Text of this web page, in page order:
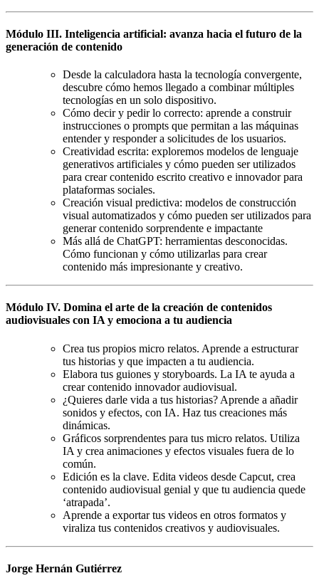
Módulo III. Inteligencia artificial: avanza hacia el futuro de la
generación de contenido
Desde la calculadora hasta la tecnología convergente,
descubre cómo hemos llegado a combinar múltiples
tecnologías en un solo dispositivo.
Cómo decir y pedir lo correcto: aprende a construir
instrucciones o prompts que permitan a las máquinas
entender y responder a solicitudes de los usuarios.
Creatividad escrita: exploremos modelos de lenguaje
generativos artificiales y cómo pueden ser utilizados
para crear contenido escrito creativo e innovador para
plataformas sociales.
Creación visual predictiva: modelos de construcción
visual automatizados y cómo pueden ser utilizados para
generar contenido sorprendente e impactante
Más allá de ChatGPT: herramientas desconocidas.
Cómo funcionan y cómo utilizarlas para crear
contenido más impresionante y creativo.
Módulo IV. Domina el arte de la creación de contenidos
audiovisuales con IA y emociona a tu audiencia
Crea tus propios micro relatos. Aprende a estructurar
tus historias y que impacten a tu audiencia.
Elabora tus guiones y storyboards. La IA te ayuda a
crear contenido innovador audiovisual.
¿Quieres darle vida a tus historias? Aprende a añadir
sonidos y efectos, con IA. Haz tus creaciones más
dinámicas.
Gráficos sorprendentes para tus micro relatos. Utiliza
IA y crea animaciones y efectos visuales fuera de lo
común.
Edición es la clave. Edita videos desde Capcut, crea
contenido audiovisual genial y que tu audiencia quede
‘atrapada’.
Aprende a exportar tus videos en otros formatos y
viraliza tus contenidos creativos y audiovisuales.
Jorge Hernán Gutiérrez